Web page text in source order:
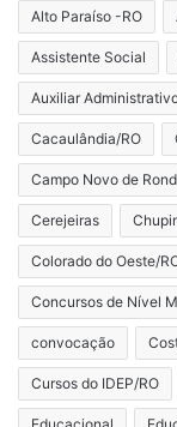
Alto Paraíso -RO
Assistente Social
Auxiliar
Cacaulândia/RO
Campo Novo de
Cerejeiras
Colorado do Oeste/
Concursos de Nível
convocação
Cursos do IDEP/RO